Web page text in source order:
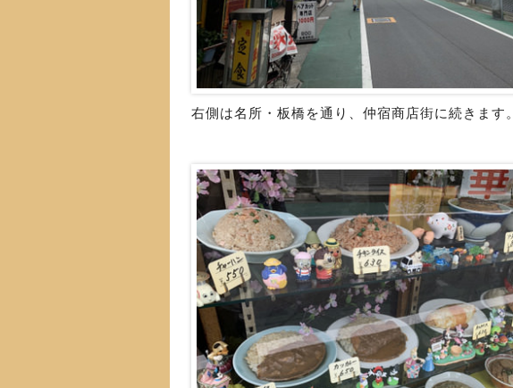
右側は名所・板橋を通り、仲宿商店街に続きます。